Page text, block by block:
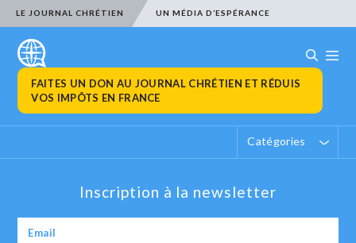
LE JOURNAL CHRÉTIEN UN MÉDIA D’ESPÉRANCE
FAITES UN DON AU JOURNAL CHRÉTIEN ET RÉDUIS
VOS IMPÔTS EN FRANCE
Catégories
Inscription à la newsletter